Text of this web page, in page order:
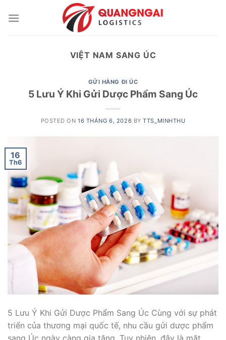
VIỆT NAM SANG ÚC
GỬI HÀNG ĐI ÚC
5 Lưu Ý Khi Gửi Dược Phẩm Sang Úc
POSTED ON16 THÁNG 6, 2026 BYTTS_MINHTHU
16
Th6
5 Lưu Ý Khi Gửi Dược Phẩm Sang Úc Cùng với sự phát
triển của thương mại quốc tế, nhu cầu gửi dược phẩm